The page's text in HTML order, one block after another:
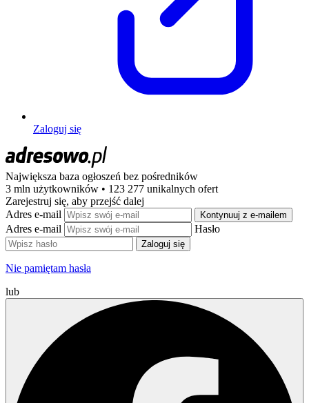
Zaloguj się
Największa baza ogłoszeń bez pośredników
3 mln użytkowników • 123 277 unikalnych ofert
Zarejestruj się, aby przejść dalej
Adres e-mail
Kontynuuj z e-mailem
Adres e-mail Hasło
Zaloguj się
Nie pamiętam hasła
lub